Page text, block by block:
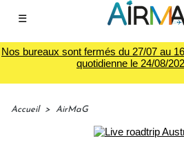
☰
Nos bureaux sont fermés du 27/07 au
quotidienne le 24/08/
Accueil > AirMaG